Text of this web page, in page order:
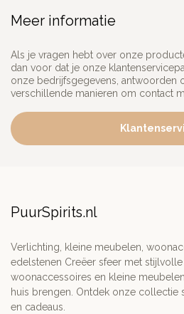
Meer informatie
Als je vragen hebt over onze
dan voor dat je onze
onze bedrijfsgegevens, antwoorden
verschillende manieren om contact
PuurSpirits.nl
Verlichting, kleine meubelen,
edelstenen Creëer sfeer met
woonaccessoires en kleine
huis brengen. Ontdek onze collectie
en cadeaus.